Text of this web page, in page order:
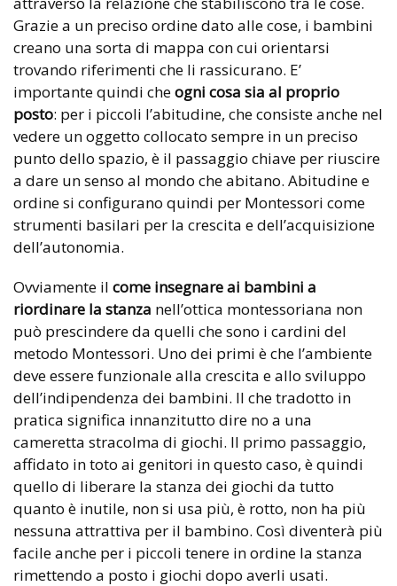
Grazie a un preciso ordine dato alle cose, i bambini
creano una sorta di mappa con cui orientarsi
trovando riferimenti che li rassicurano. E’
importante quindi cheogni cosa sia al proprio
posto: per i piccoli l’abitudine, che consiste anche nel
vedere un oggetto collocato sempre in un preciso
punto dello spazio, è il passaggio chiave per riuscire
a dare un senso al mondo che abitano. Abitudine e
ordine si configurano quindi per Montessori come
strumenti basilari per la crescita e dell’acquisizione
dell’autonomia.
Ovviamente il come insegnare ai bambini a
riordinare la stanza nell’ottica montessoriana non
può prescindere da quelli che sono i cardini del
metodo Montessori. Uno dei primi è che l’ambiente
deve essere funzionale alla crescita e allo sviluppo
dell’indipendenza dei bambini. Il che tradotto in
pratica significa innanzitutto dire no a una
cameretta stracolma di giochi. Il primo passaggio,
affidato in toto ai genitori in questo caso, è quindi
quello di liberare la stanza dei giochi da tutto
quanto è inutile, non si usa più, è rotto, non ha più
nessuna attrattiva per il bambino. Così diventerà più
facile anche per i piccoli tenere in ordine la stanza
rimettendo a posto i giochi dopo averli usati.